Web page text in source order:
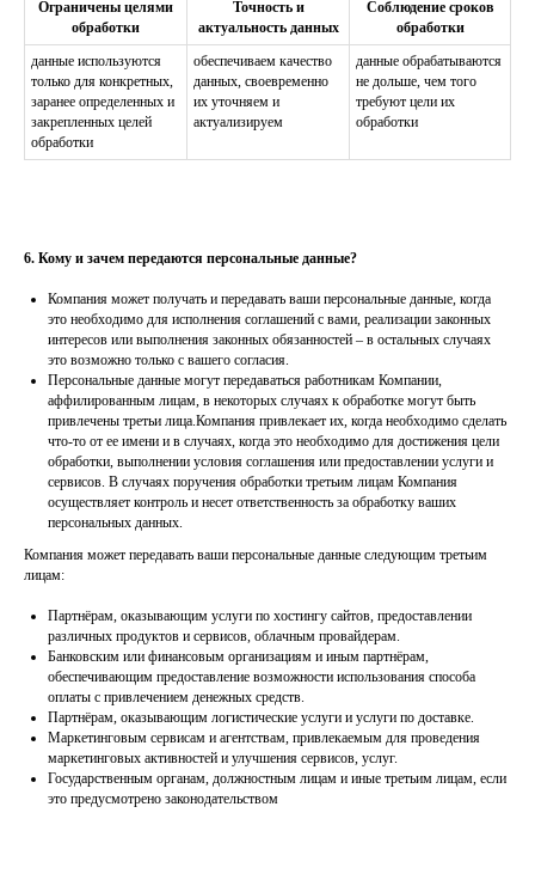
Ограничены целями
обработки
Точность и
актуальность данных
Соблюдение сроков
обработки
данные используются
только для конкретных,
заранее определенных и
закрепленных целей
обработки
обеспечиваем качество
данных, своевременно
их уточняем и
актуализируем
данные обрабатываются
не дольше, чем того
требуют цели их
обработки
6. Кому и зачем передаются персональные данные?
Компания может получать и передавать ваши персональные данные, когда
это необходимо для исполнения соглашений с вами, реализации законных
интересов или выполнения законных обязанностей – в остальных случаях
это возможно только с вашего согласия.
Персональные данные могут передаваться работникам Компании,
аффилированным лицам, в некоторых случаях к обработке могут быть
привлечены третьи лица.Компания привлекает их, когда необходимо сделать
что-то от ее имени и в случаях, когда это необходимо для достижения цели
обработки, выполнении условия соглашения или предоставлении услуги и
сервисов. В случаях поручения обработки третьим лицам Компания
осуществляет контроль и несет ответственность за обработку ваших
персональных данных.
Компания может передавать ваши персональные данные следующим третьим
лицам:
Партнёрам, оказывающим услуги по хостингу сайтов, предоставлении
различных продуктов и сервисов, облачным провайдерам.
Банковским или финансовым организациям и иным партнёрам,
обеспечивающим предоставление возможности использования способа
оплаты с привлечением денежных средств.
Партнёрам, оказывающим логистические услуги и услуги по доставке.
Маркетинговым сервисам и агентствам, привлекаемым для проведения
маркетинговых активностей и улучшения сервисов, услуг.
Государственным органам, должностным лицам и иные третьим лицам, если
это предусмотрено законодательством